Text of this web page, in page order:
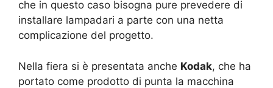
che in questo caso bisogna pure prevedere di
installare lampadari a parte con una netta
complicazione del progetto.
Nella fiera si è presentata anche Kodak, che ha
portato come prodotto di punta la macchina